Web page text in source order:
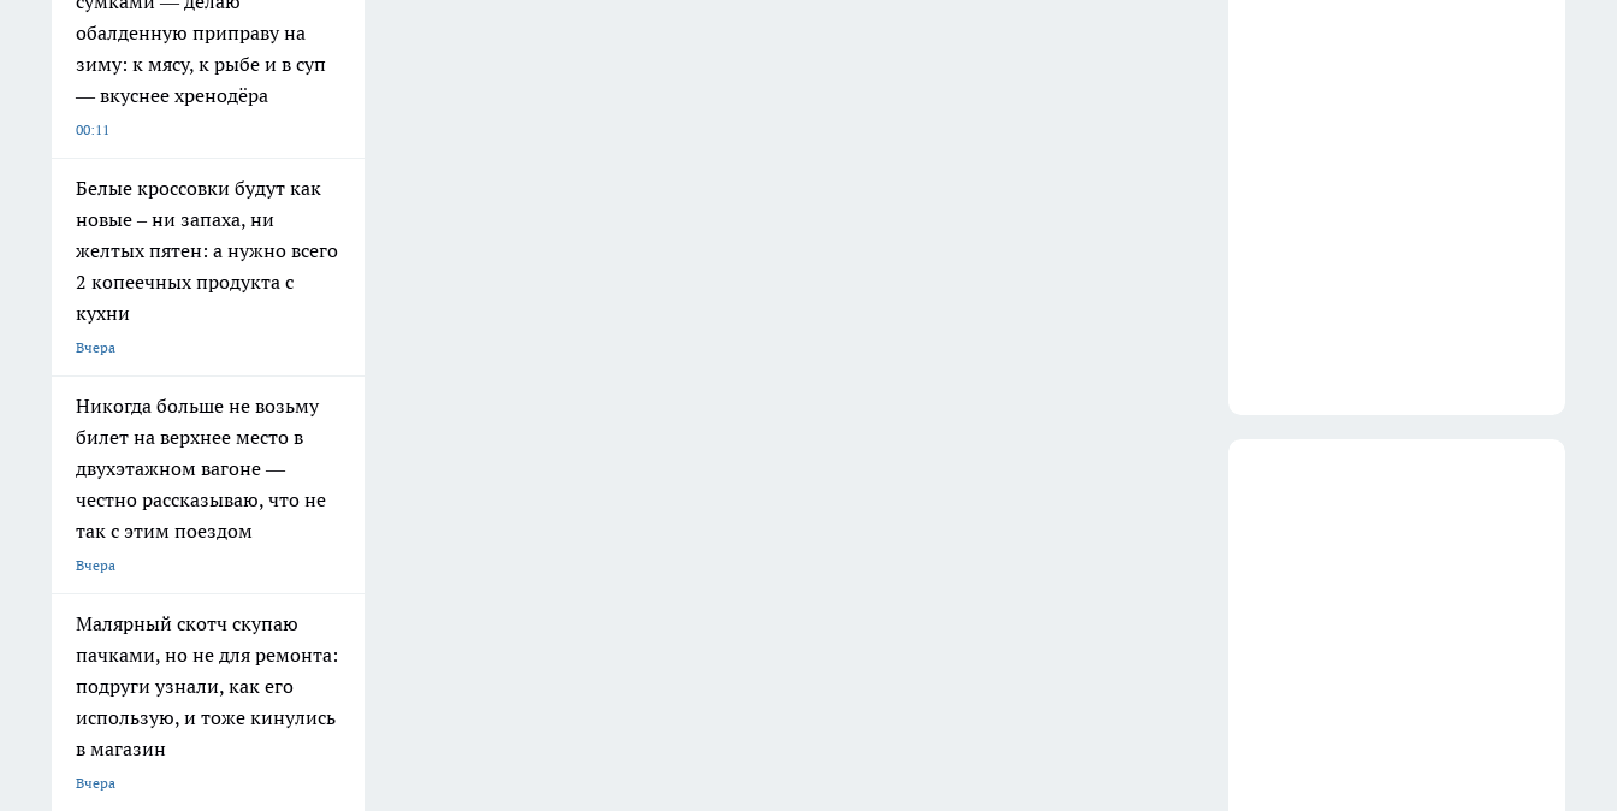
обалденную приправу на
зиму: к мясу, к рыбе и в суп
— вкуснее хренодёра
00:11
Белые кроссовки будут как
новые – ни запаха, ни
желтых пятен: а нужно всего
2 копеечных продукта с
кухни
Вчера
Никогда больше не возьму
билет на верхнее место в
двухэтажном вагоне —
честно рассказываю, что не
так с этим поездом
Вчера
Малярный скотч скупаю
пачками, но не для ремонта:
подруги узнали, как его
использую, и тоже кинулись
в магазин
Вчера